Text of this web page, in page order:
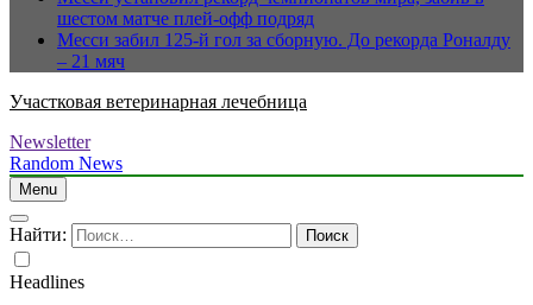
шестом матче плей‑офф подряд
Месси забил 125-й гол за сборную. До рекорда Роналду
– 21 мяч
Участковая ветеринарная лечебница
Newsletter
Random News
Menu
Найти:
Headlines